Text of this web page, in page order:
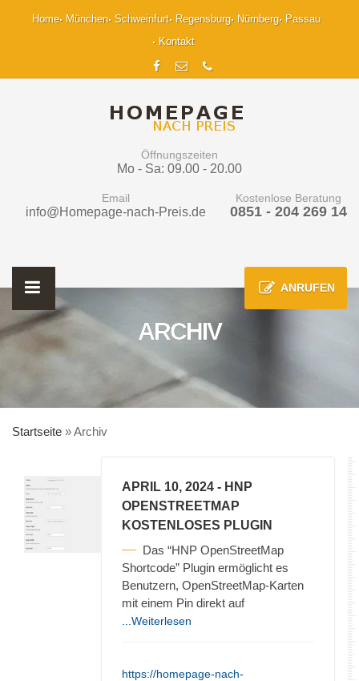
Home München Schweinfurt Regensburg Nürnberg
Passau
Kontakt
Öffnungszeiten
Mo - Sa: 09.00 - 20.00
Email
info@Homepage-nach-Preis.de
Kostenlose Beratung
0851 - 204 269 14
ANRUFEN
ARCHIV
Startseite »Archiv
APRIL 10, 2024 - HNP
OPENSTREETMAP
KOSTENLOSES PLUGIN
Das “HNP OpenStreetMap
Shortcode” Plugin ermöglicht es
Benutzern, OpenStreetMap-Karten
mit einem Pin direkt auf
...Weiterlesen
https://homepage-nach-